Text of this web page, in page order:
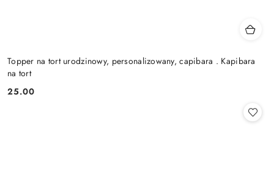
Topper na tort urodzinowy, personalizowany, capibara . Kapibara
na tort
Cena:
25.00